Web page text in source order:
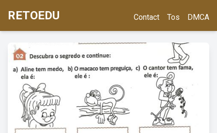
RETOEDU Contact Tos DMCA